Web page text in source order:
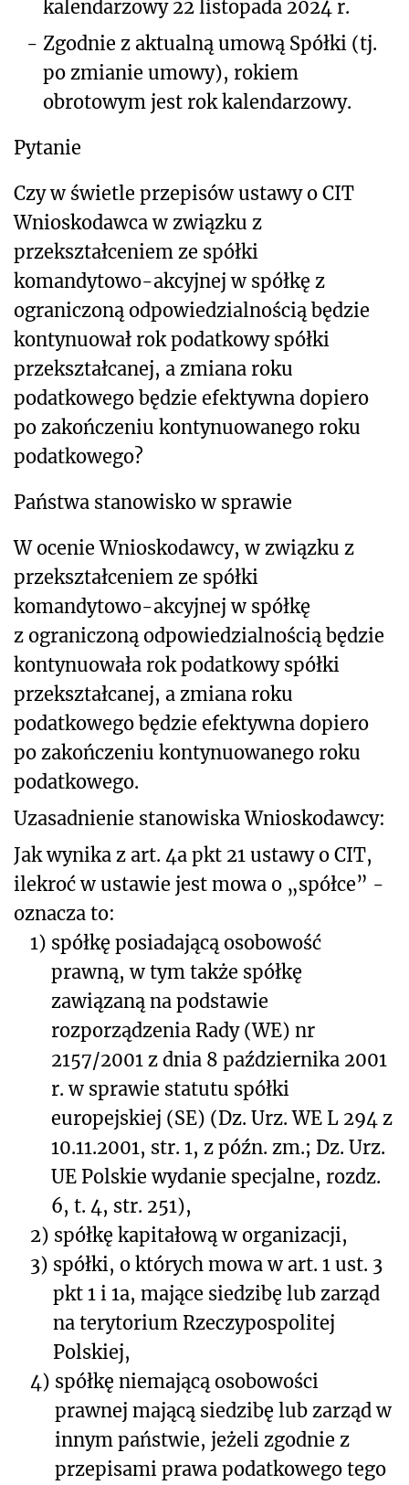
kalendarzowy 22 listopada 2024 r.
- Zgodnie z aktualną umową Spółki (tj.
po zmianie umowy), rokiem
obrotowym jest rok kalendarzowy.
Pytanie
Czy w świetle przepisów ustawy o CIT
Wnioskodawca w związku z
przekształceniem ze spółki
komandytowo-akcyjnej w spółkę z
ograniczoną odpowiedzialnością będzie
kontynuował rok podatkowy spółki
przekształcanej, a zmiana roku
podatkowego będzie efektywna dopiero
po zakończeniu kontynuowanego roku
podatkowego?
Państwa stanowisko w sprawie
W ocenie Wnioskodawcy, w związku z
przekształceniem ze spółki
komandytowo-akcyjnej w spółkę
z ograniczoną odpowiedzialnością będzie
kontynuowała rok podatkowy spółki
przekształcanej, a zmiana roku
podatkowego będzie efektywna dopiero
po zakończeniu kontynuowanego roku
podatkowego.
Uzasadnienie stanowiska Wnioskodawcy:
Jak wynika z art. 4a pkt 21 ustawy o CIT,
ilekroć w ustawie jest mowa o „spółce” -
oznacza to:
1) spółkę posiadającą osobowość
prawną, w tym także spółkę
zawiązaną na podstawie
rozporządzenia Rady (WE) nr
2157/2001 z dnia 8 października 2001
r. w sprawie statutu spółki
europejskiej (SE) (Dz. Urz. WE L 294 z
10.11.2001, str. 1, z późn. zm.; Dz. Urz.
UE Polskie wydanie specjalne, rozdz.
6, t. 4, str. 251),
2) spółkę kapitałową w organizacji,
3) spółki, o których mowa w art. 1 ust. 3
pkt 1 i 1a, mające siedzibę lub zarząd
na terytorium Rzeczypospolitej
Polskiej,
4) spółkę niemającą osobowości
prawnej mającą siedzibę lub zarząd w
innym państwie, jeżeli zgodnie z
przepisami prawa podatkowego tego